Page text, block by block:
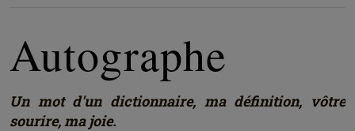
Autographe
Un mot d'un dictionnaire, ma définition, vôtre
sourire, ma joie.